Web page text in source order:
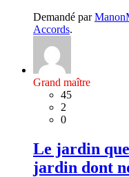
Demandé par
Accords.
Grand maître
45
2
0
Le jardin
jardin dont